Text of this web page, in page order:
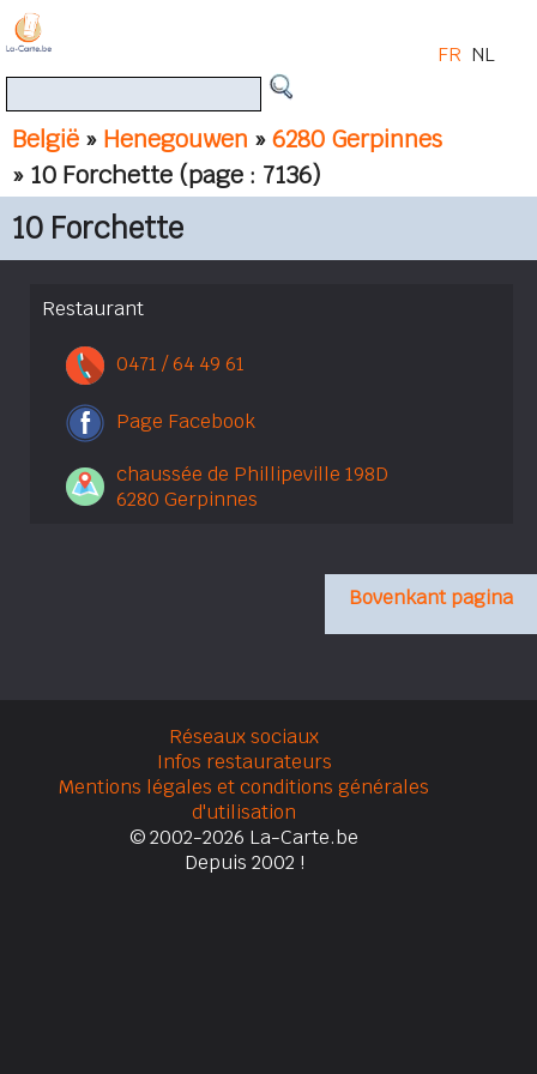
België » Henegouwen »6280 Gerpinnes
» 10 Forchette (page : 7136)
FR NL
10 Forchette
Restaurant
0471 / 64 49 61
Page Facebook
chaussée de Phillipeville 198D
6280 Gerpinnes
Bovenkant pagina
Réseaux sociaux
Infos restaurateurs
Mentions légales et conditions générales
d'utilisation
© 2002-2026 La-Carte.be
Depuis 2002 !